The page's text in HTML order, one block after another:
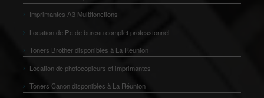
Imprimantes A3 Multifonctions
Location de Pc de bureau complet professionnel
Toners Brother disponibles à La Réunion
Location de photocopieurs et imprimantes
Toners Canon disponibles à La Réunion